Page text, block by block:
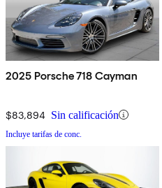
2025 Porsche 718 Cayman
$83,894 Sin calificación
Incluye tarifas de conc.